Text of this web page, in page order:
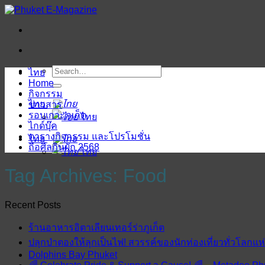
ข้าม
ไทย
ไทย
ไทย
ไทย
ไทย
Home
กิจกรรม
ข่าวสาร
รอบเกาะภูเก็ต
ไกด์บุ๊ค
ตารางกิจกรรม และโปรโมชั่น
ถือศีลกินผัก 2568
Tag Archives: Food
Recent Posts
ร้านอาหารอิตาเลียนเทอร์ร่าภูเก็ต
ปลุกป่าตองให้ลุกเป็นไฟ! สวรรค์ของนักท่องเที่ยวทั่วโลกแ
Dolphins Bay Phuket